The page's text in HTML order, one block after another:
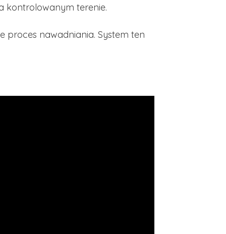
kontrolowanym terenie.
proces nawadniania. System ten